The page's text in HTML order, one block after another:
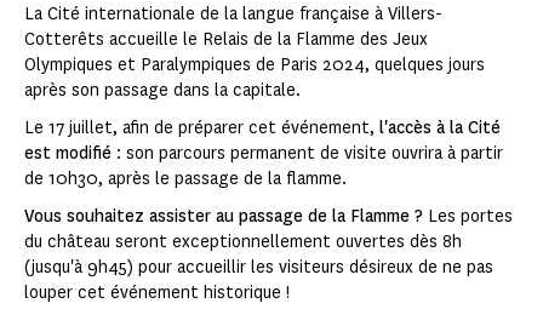
La Cité internationale de la langue française à Villers-
Cotterêts accueille le Relais de la Flamme des Jeux
Olympiques et Paralympiques de Paris 2024, quelques jours
après son passage dans la capitale.
Le 17 juillet, afin de préparer cet événement, l'accès à la Cité
est modifié : son parcours permanent de visite ouvrira à partir
de 10h30, après le passage de la flamme.
Vous souhaitez assister au passage de la Flamme ? Les portes
du château seront exceptionnellement ouvertes dès 8h
(jusqu'à 9h45) pour accueillir les visiteurs désireux de ne pas
louper cet événement historique !